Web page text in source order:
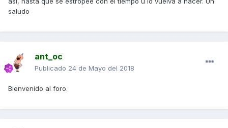
saludo
ant_oc
Publicado 24 de Mayo del 2018
Bienvenido al foro.